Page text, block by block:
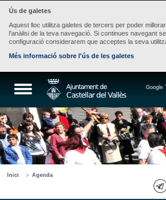
Ús de galetes
Aquest lloc utilitza galetes de tercers per poder
l'anàlisi de la teva navegació. Si continues navegant
configuració considerarem que acceptes la seva
Més informació sobre l'ús de les galetes
Google
Inici Agenda